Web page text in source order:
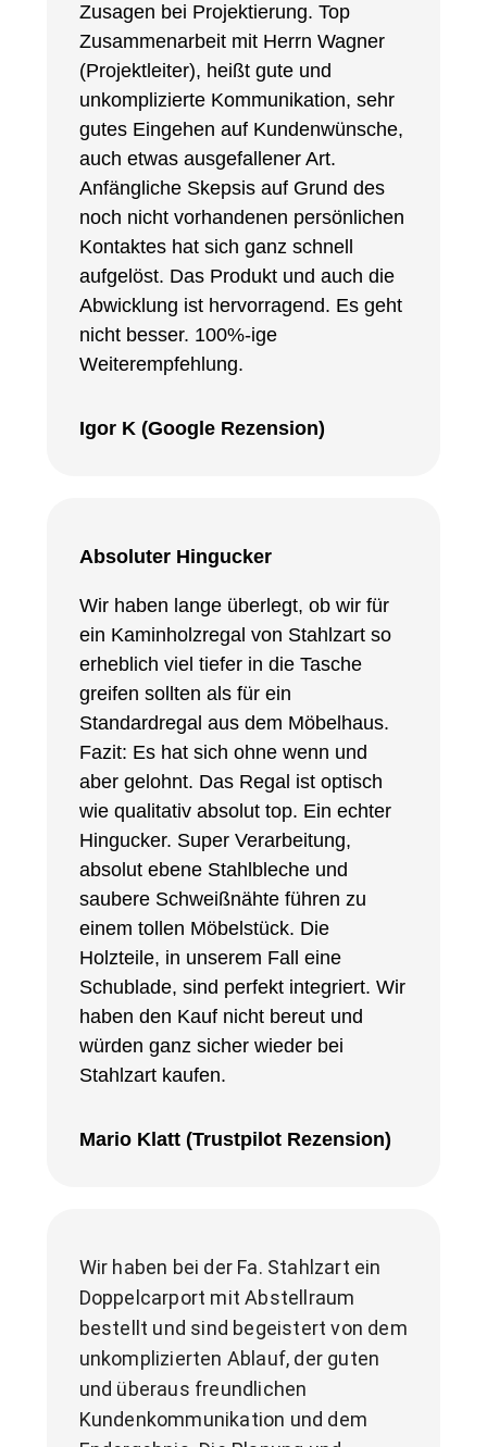
Zusagen bei Projektierung. Top
Zusammenarbeit mit Herrn Wagner
(Projektleiter), heißt gute und
unkomplizierte Kommunikation, sehr
gutes Eingehen auf Kundenwünsche,
auch etwas ausgefallener Art.
Anfängliche Skepsis auf Grund des
noch nicht vorhandenen persönlichen
Kontaktes hat sich ganz schnell
aufgelöst. Das Produkt und auch die
Abwicklung ist hervorragend. Es geht
nicht besser. 100%-ige
Weiterempfehlung.
Igor K (Google Rezension)
Absoluter Hingucker
Wir haben lange überlegt, ob wir für
ein Kaminholzregal von Stahlzart so
erheblich viel tiefer in die Tasche
greifen sollten als für ein
Standardregal aus dem Möbelhaus.
Fazit: Es hat sich ohne wenn und
aber gelohnt. Das Regal ist optisch
wie qualitativ absolut top. Ein echter
Hingucker. Super Verarbeitung,
absolut ebene Stahlbleche und
saubere Schweißnähte führen zu
einem tollen Möbelstück. Die
Holzteile, in unserem Fall eine
Schublade, sind perfekt integriert. Wir
haben den Kauf nicht bereut und
würden ganz sicher wieder bei
Stahlzart kaufen.
Mario Klatt (Trustpilot Rezension)
Wir haben bei der Fa. Stahlzart ein
Doppelcarport mit Abstellraum
bestellt und sind begeistert von dem
unkomplizierten Ablauf, der guten
und überaus freundlichen
Kundenkommunikation und dem